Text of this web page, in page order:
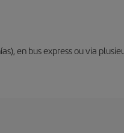
en bus express ou via